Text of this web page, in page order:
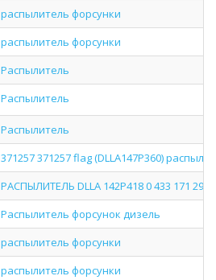
распылитель форсунки
распылитель форсунки
Распылитель
Распылитель
Распылитель
371257 371257 flag (DLLA147P360)
РАСПЫЛИТЕЛЬ DLLA 142P418 0 433 171 298
Распылитель форсунок дизель
распылитель форсунки
распылитель форсунки